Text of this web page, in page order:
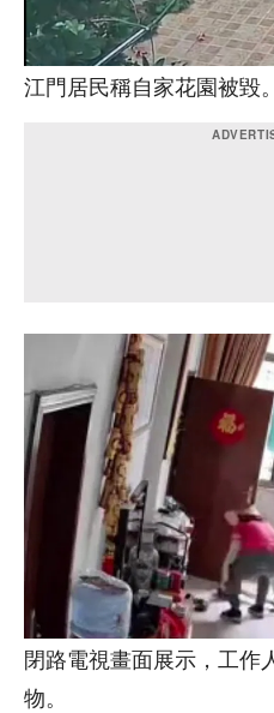
江門居民稱自家花園被毀。
閉路電視畫面展示，工作
物。